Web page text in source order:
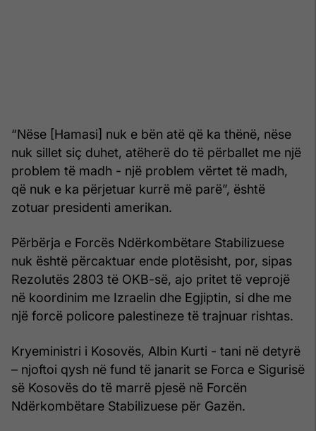
“Nëse [Hamasi] nuk e bën atë që ka thënë, nëse
nuk sillet siç duhet, atëherë do të përballet me një
problem të madh - një problem vërtet të madh,
që nuk e ka përjetuar kurrë më parë”, është
zotuar presidenti amerikan.
Përbërja e Forcës Ndërkombëtare Stabilizuese
nuk është përcaktuar ende plotësisht, por, sipas
Rezolutës 2803 të OKB-së, ajo pritet të veprojë
në koordinim me Izraelin dhe Egjiptin, si dhe me
një forcë policore palestineze të trajnuar rishtas.
Kryeministri i Kosovës, Albin Kurti - tani në detyrë
– njoftoi qysh në fund të janarit se Forca e Sigurisë
së Kosovës do të marrë pjesë në Forcën
Ndërkombëtare Stabilizuese për Gazën.